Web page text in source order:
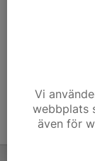
Vi
webbplats
även för